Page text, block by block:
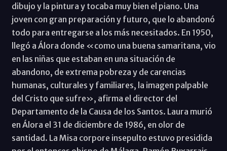
dibujo y la pintura y tocaba muy bien el piano. Una
joven con gran preparación y futuro, que lo abandonó
todo para entregarse a los más necesitados. En 1950,
llegó a Álora donde «como una buena samaritana, vio
en las niñas que estaban en una situación de
abandono, de extrema pobreza y de carencias
humanas, culturales y familiares, la imagen palpable
del Cristo que sufre», afirma el director del
Departamento de la Causa de los Santos. Laura murió
en Álora el 31 de diciembre de 1986, en olor de
santidad. La Misa corpore insepulto estuvo presidida